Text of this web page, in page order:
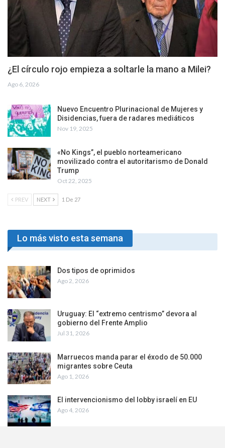
¿El círculo rojo empieza a soltarle la mano a Milei?
Ago 6, 2026
Nuevo Encuentro Plurinacional de Mujeres y
Disidencias, fuera de radares mediáticos
Nov 19, 2025
«No Kings”, el pueblo norteamericano
movilizado contra el autoritarismo de Donald
Trump
Oct 22, 2025
PREV NEXT 1 De 27
Lo más visto esta semana
Dos tipos de oprimidos
Ago 2, 2026
Uruguay: El “extremo centrismo” devora al
gobierno del Frente Amplio
Jul 31, 2026
Marruecos manda parar el éxodo de 50.000
migrantes sobre Ceuta
Ago 1, 2026
El intervencionismo del lobby israelí en EU
Ago 4, 2026